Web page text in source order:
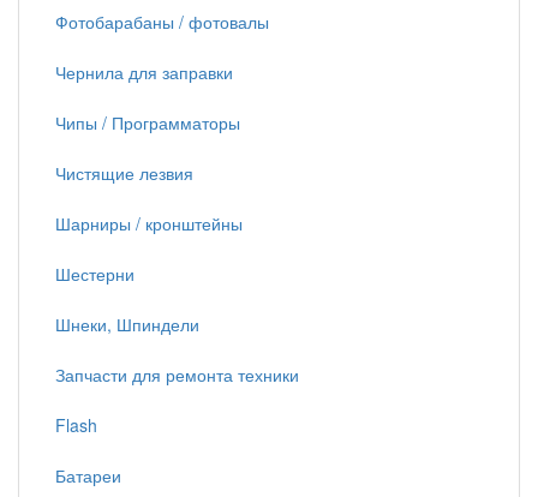
Фотобарабаны / фотовалы
Чернила для заправки
Чипы / Программаторы
Чистящие лезвия
Шарниры / кронштейны
Шестерни
Шнеки, Шпиндели
Запчасти для ремонта техники
Flash
Батареи